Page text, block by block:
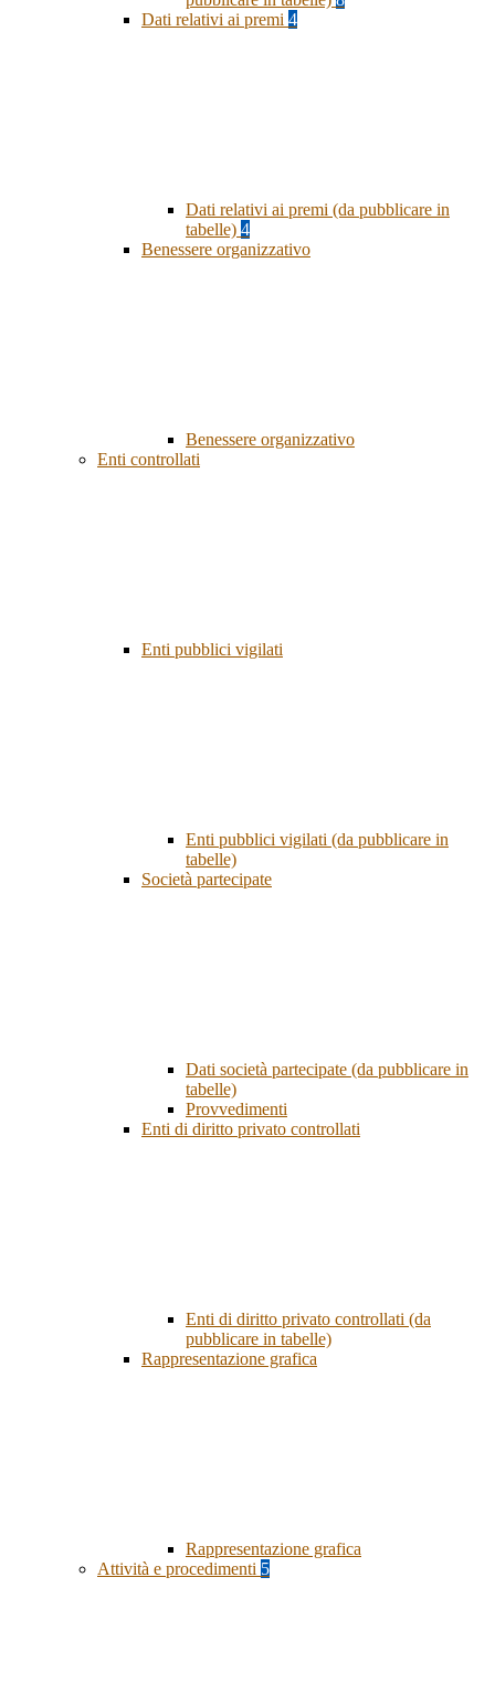
Dati relativi ai premi 4
Dati relativi ai premi (da pubblicare in
tabelle) 4
Benessere organizzativo
Benessere organizzativo
Enti controllati
Enti pubblici vigilati
Enti pubblici vigilati (da pubblicare in
tabelle)
Società partecipate
Dati società partecipate (da pubblicare in
tabelle)
Provvedimenti
Enti di diritto privato controllati
Enti di diritto privato controllati (da
pubblicare in tabelle)
Rappresentazione grafica
Rappresentazione grafica
Attività e procedimenti 5